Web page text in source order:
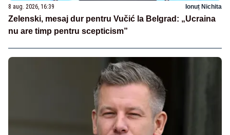
8 aug. 2026, 16:39 Ionuț Nichita
Zelenski, mesaj dur pentru Vučić la Belgrad: „Ucraina
nu are timp pentru scepticism”